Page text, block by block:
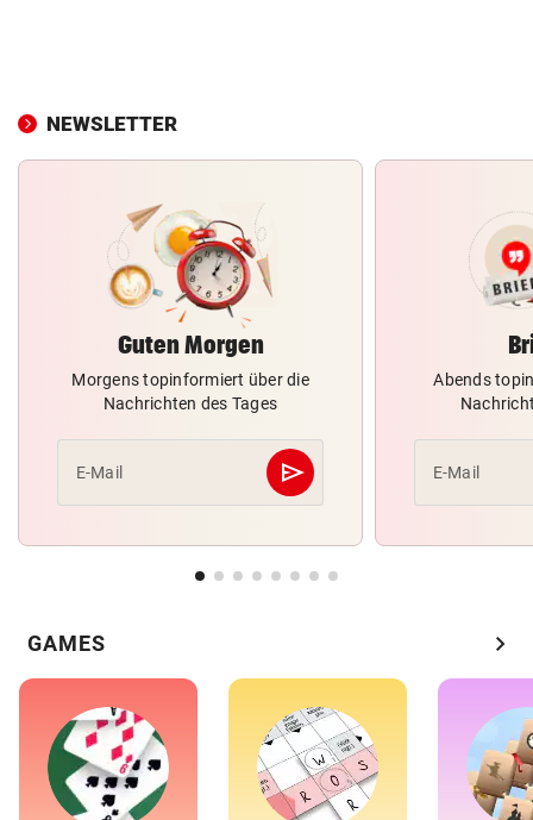
NEWSLETTER
Guten Morgen
Morgens topinformiert über die
Nachrichten des Tages
E-Mail send
Abschicken
Abends
E-Mail
GAMES chevron_right